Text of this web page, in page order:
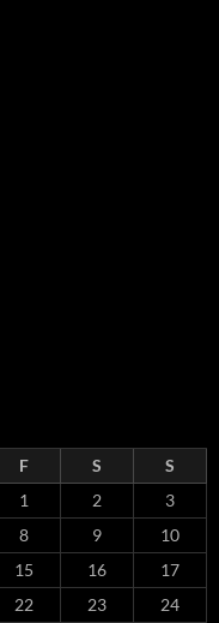
F S
S
1
2
3
8 9
10
15 16
17
22 23 24